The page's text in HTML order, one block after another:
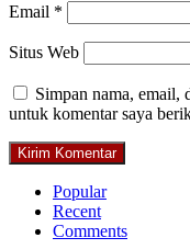
Email *
Situs Web
Simpan nama, email,
untuk komentar saya
Popular
Recent
Comments